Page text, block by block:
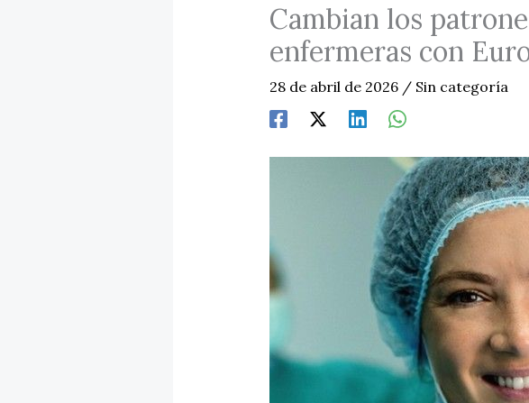
Cambian los
enfermeras con
28 de abril de 2026 / Sin categoría